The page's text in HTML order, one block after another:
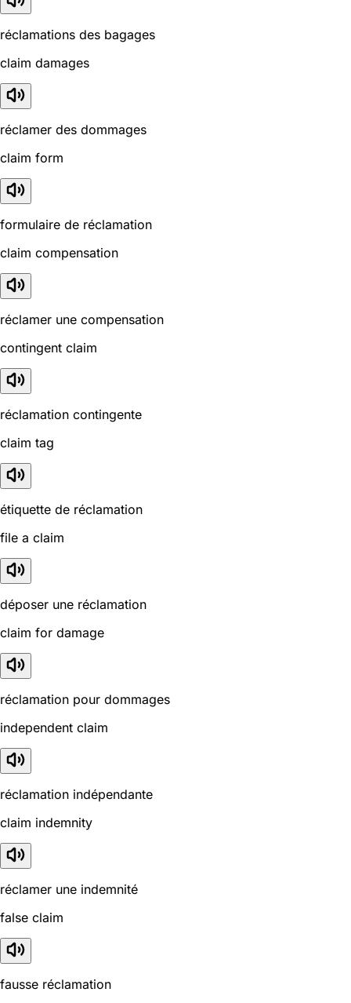
réclamations des bagages
claim damages
réclamer des dommages
claim form
formulaire de réclamation
claim compensation
réclamer une compensation
contingent claim
réclamation contingente
claim tag
étiquette de réclamation
file a claim
déposer une réclamation
claim for damage
réclamation pour dommages
independent claim
réclamation indépendante
claim indemnity
réclamer une indemnité
false claim
fausse réclamation